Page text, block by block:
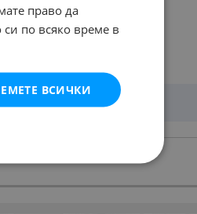
право да
си по всяко време в
ВСИЧКИ